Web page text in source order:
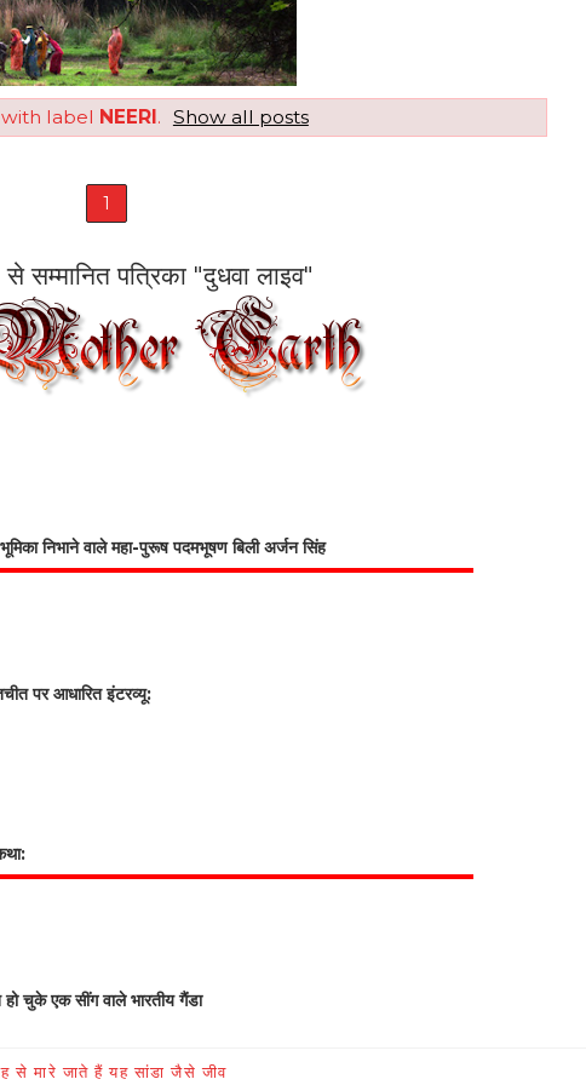
label NEERI. Show all posts
1
से सम्मानित पत्रिका "दुधवा लाइव"
निभाने वाले महा-पुरूष पदमभूषण बिली अर्जन सिंह
पर आधारित इंटरव्यू:
हो चुके एक सींग वाले भारतीय गैंडा
से मारे जाते हैं यह सांडा जैसे जीव